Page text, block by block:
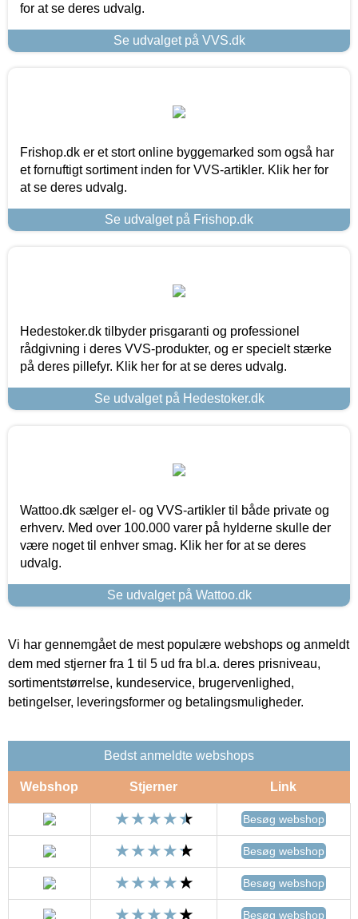
for at se deres udvalg.
Se udvalget på VVS.dk
Frishop.dk er et stort online byggemarked som også har
et fornuftigt sortiment inden for VVS-artikler. Klik her for
at se deres udvalg.
Se udvalget på Frishop.dk
Hedestoker.dk tilbyder prisgaranti og professionel
rådgivning i deres VVS-produkter, og er specielt stærke
på deres pillefyr. Klik her for at se deres udvalg.
Se udvalget på Hedestoker.dk
Wattoo.dk sælger el- og VVS-artikler til både private og
erhverv. Med over 100.000 varer på hylderne skulle der
være noget til enhver smag. Klik her for at se deres
udvalg.
Se udvalget på Wattoo.dk
Vi har gennemgået de mest populære webshops og anmeldt
dem med stjerner fra 1 til 5 ud fra bl.a. deres prisniveau,
sortimentstørrelse, kundeservice, brugervenlighed,
betingelser, leveringsformer og betalingsmuligheder.
Bedst anmeldte webshops
Webshop Stjerner Link
Besøg webshop
Besøg webshop
Besøg webshop
Besøg webshop